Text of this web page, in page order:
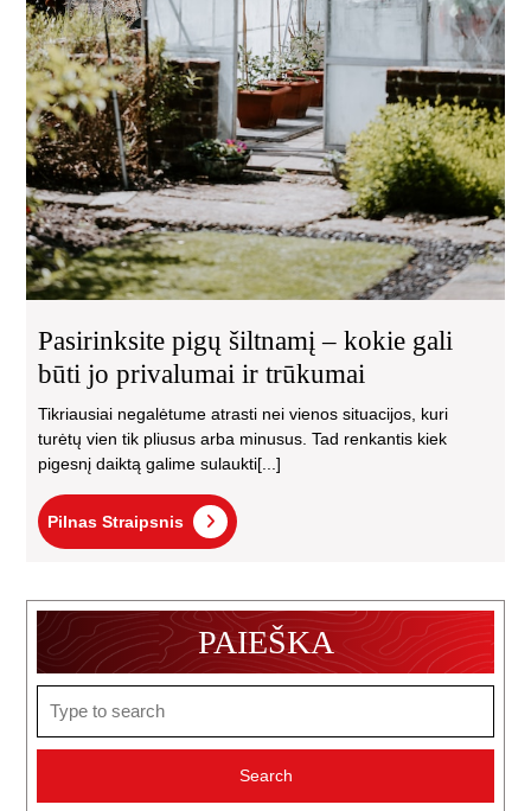
Pasirinksite pigų šiltnamį – kokie gali
būti jo privalumai ir trūkumai
Tikriausiai negalėtume atrasti nei vienos situacijos, kuri
turėtų vien tik pliusus arba minusus. Tad renkantis kiek
pigesnį daiktą galime sulaukti[...]
Pilnas Straipsnis
Pilnas
Straipsnis
PAIEŠKA
for: